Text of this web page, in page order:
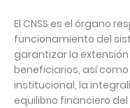
El CNSS es el órgano
funcionamiento del
garantizar la
beneficiarios, así
institucional, la
equilibrio financiero del